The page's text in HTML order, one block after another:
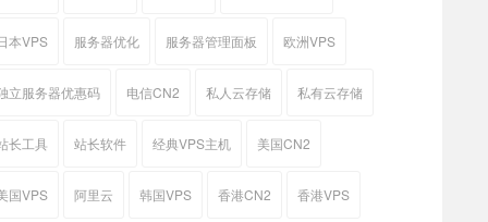
本VPS 服务器优化 服务器管理面板 欧洲VPS
立服务器优惠码 电信CN2 私人云存储 私有云存储
长工具 站长软件 经典VPS主机 美国CN2
国VPS 阿里云 韩国VPS 香港CN2 香港VPS